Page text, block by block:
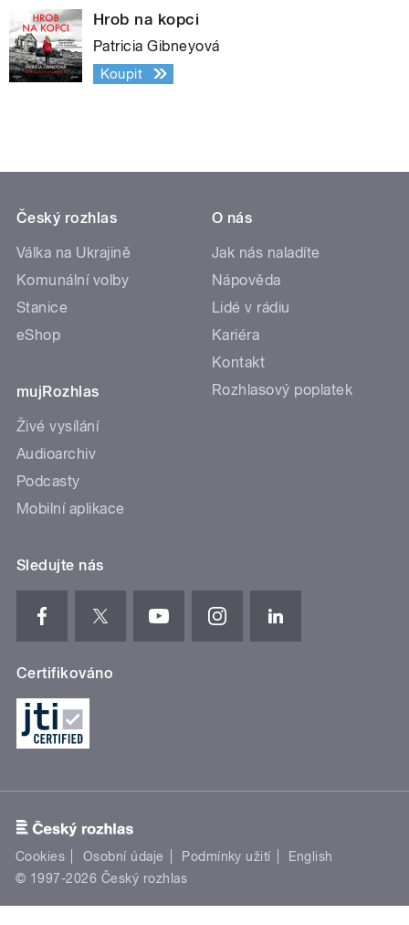
Hrob na kopci
Patricia Gibneyová
Koupit
Český rozhlas
Válka na Ukrajině
Komunální volby
Stanice
eShop
mujRozhlas
Živé vysílání
Audioarchiv
Podcasty
Mobilní aplikace
O nás
Jak nás naladíte
Nápověda
Lidé v rádiu
Kariéra
Kontakt
Rozhlasový poplatek
Sledujte nás
Certifikováno
Cookies Osobní údaje Podmínky užití
English
© 1997-2026 Český rozhlas